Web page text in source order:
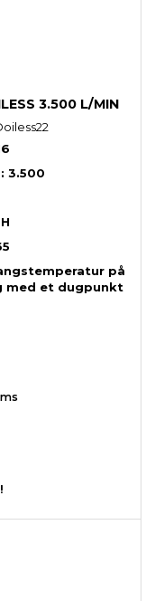
3.500 L/MIN
3.500
på
med et dugpunkt